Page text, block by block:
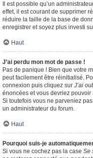
Il est possible qu’un
effet, il est courant de supprimer
réduire la taille de la base de
enregistrer et soyez plus investi
Haut
J’ai perdu mon mot de passe !
Pas de panique ! Bien que votre
peut facilement être réinitialisé.
connexion puis cliquez sur J’ai
énoncées et vous devriez
Si toutefois vous ne parveniez
un administrateur du forum.
Haut
Pourquoi suis-je
Si vous ne cochez pas la case Se